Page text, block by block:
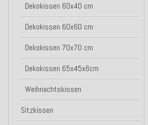
Dekokissen 60x40 cm
Dekokissen 60x60 cm
Dekokissen 70x70 cm
Dekokissen 65x45x6cm
Weihnachtskissen
Sitzkissen